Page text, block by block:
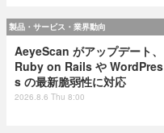
製品・サービス・業界動向
AeyeScan がアップデート、
Ruby on Rails や WordPres
s の最新脆弱性に対応
2026.8.6 Thu 8:00